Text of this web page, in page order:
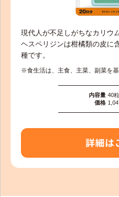
現代人が不足しがちなカリウ
ヘスペリジンは柑橘類の皮に
種です。
※食生活は、主食、主菜、副菜を基
内容量 40
価格